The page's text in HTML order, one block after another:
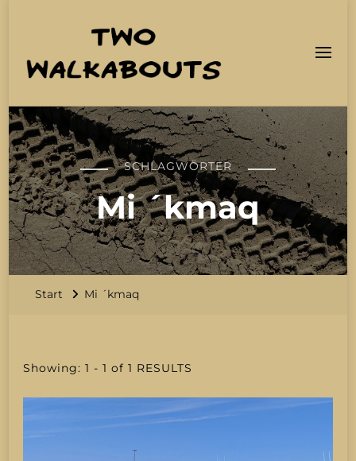
Two Walkabouts
Bau Expeditionsmobil und Traumreise
SCHLAGWÖRTER
Mi ´kmaq
Start Mi ´kmaq
Showing: 1 - 1 of 1 RESULTS